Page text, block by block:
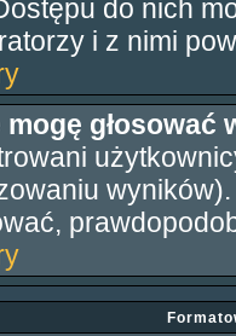
do nich
i z nimi
głosować